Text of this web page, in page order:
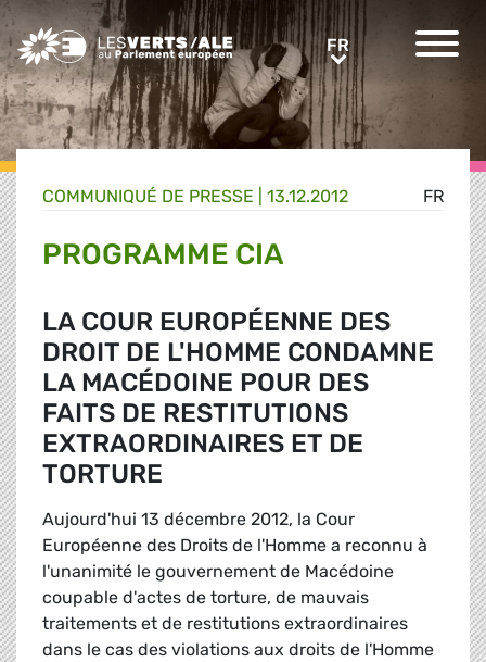
Greens/EFA Home FRFR
FR
COMMUNIQUÉ DE PRESSE 13.12.2012
PROGRAMME CIA
LA COUR EUROPÉENNE DES
DROIT DE L'HOMME CONDAMNE
LA MACÉDOINE POUR DES
FAITS DE RESTITUTIONS
EXTRAORDINAIRES ET DE
TORTURE
Aujourd'hui 13 décembre 2012, la Cour
Européenne des Droits de l'Homme a reconnu à
l'unanimité le gouvernement de Macédoine
coupable d'actes de torture, de mauvais
traitements et de restitutions extraordinaires
dans le cas des violations aux droits de l'Homme